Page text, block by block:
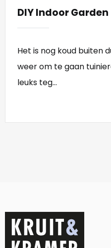
DIY Indoor Garden
Het is nog koud buiten
weer om te gaan
leuks teg...